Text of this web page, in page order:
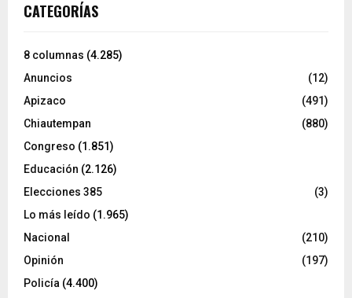
CATEGORÍAS
8 columnas (4.285)
Anuncios
(12)
Apizaco
(491)
Chiautempan
(880)
Congreso (1.851)
Educación (2.126)
Elecciones 385
(3)
Lo más leído (1.965)
Nacional
(210)
Opinión
(197)
Policía (4.400)